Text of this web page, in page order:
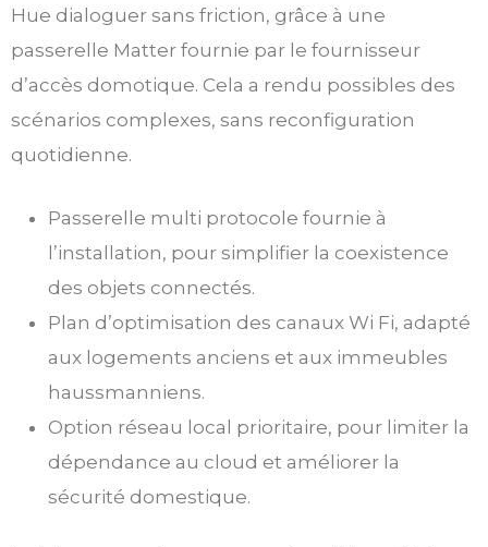
Hue dialoguer sans friction, grâce à une
passerelle Matter fournie par le fournisseur
d’accès domotique. Cela a rendu possibles des
scénarios complexes, sans reconfiguration
quotidienne.
Passerelle multi protocole fournie à
l’installation, pour simplifier la coexistence
des objets connectés.
Plan d’optimisation des canaux Wi Fi, adapté
aux logements anciens et aux immeubles
haussmanniens.
Option réseau local prioritaire, pour limiter la
dépendance au cloud et améliorer la
sécurité domestique.